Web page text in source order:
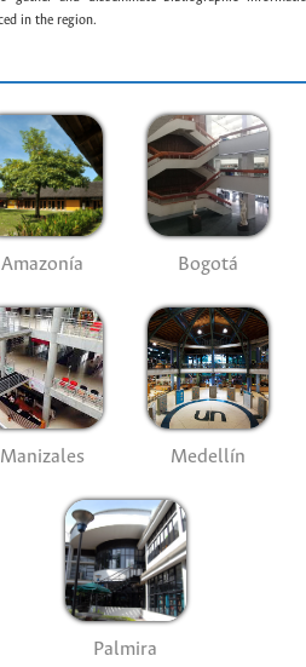
in the region.
Amazonía Bogotá
Manizales Medellín
Palmira